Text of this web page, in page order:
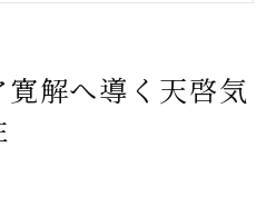
服に気功治療を選ぶ理由
る心身の根本的な癒しの
解へ導く天啓気